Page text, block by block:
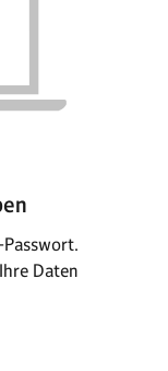
Passwort.
Daten